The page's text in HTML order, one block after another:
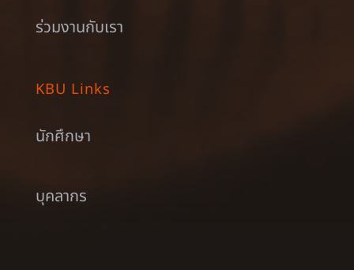
ร่วมงานกับเรา
KBU Links
นักศึกษา
บุคลากร